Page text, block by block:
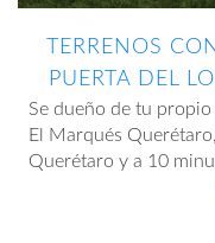
TERRENOS
PUERTA DEL
Se dueño de tu
El Marqués
Querétaro y a 10
Crea tu propio vino